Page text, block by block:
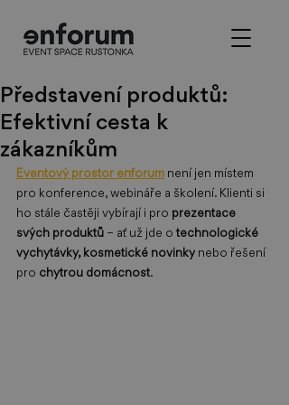
Představení produktů:
Efektivní cesta k
zákazníkům
Eventový prostor enforum není jen místem
pro konference, webináře a školení. Klienti si
ho stále častěji vybírají i pro prezentace
svých produktů – ať už jde o technologické
vychytávky, kosmetické novinky nebo řešení
pro chytrou domácnost.